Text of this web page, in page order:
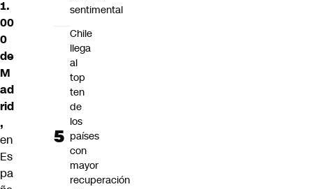
1.
00
0
de
M
ad
rid
,
en
Es
pa
sentimental
Chile
llega
al
top
ten
de
los
países
con
mayor
recuperación